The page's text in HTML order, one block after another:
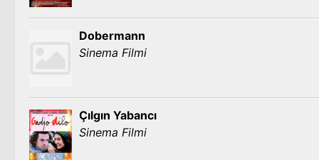
Dobermann
Sinema Filmi
Çılgın Yabancı
Sinema Filmi